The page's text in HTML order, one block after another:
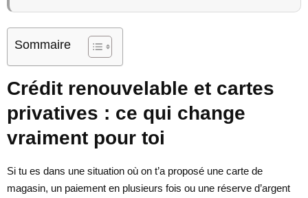
Sommaire
Crédit renouvelable et cartes
privatives : ce qui change
vraiment pour toi
Si tu es dans une situation où on t’a proposé une carte de
magasin, un paiement en plusieurs fois ou une réserve d’argent